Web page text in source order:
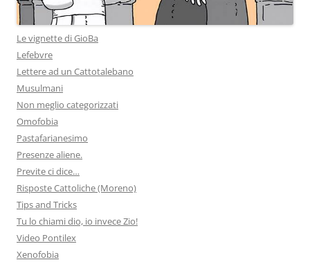
Le vignette di GioBa
Lefebvre
Lettere ad un Cattotalebano
Musulmani
Non meglio categorizzati
Omofobia
Pastafarianesimo
Presenze aliene.
Previte ci dice…
Risposte Cattoliche (Moreno)
Tips and Tricks
Tu lo chiami dio, io invece Zio!
Video Pontilex
Xenofobia